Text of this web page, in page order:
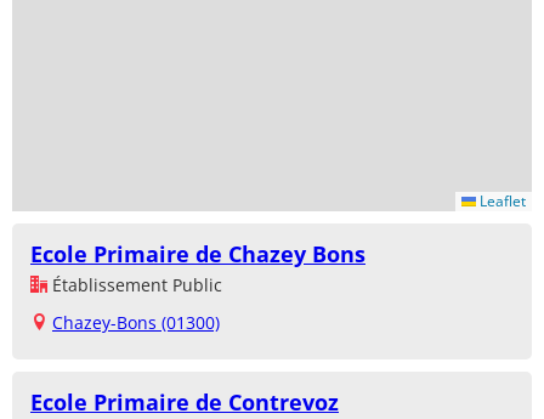
Leaflet
Ecole Primaire de Chazey Bons
Établissement Public
Chazey-Bons (01300)
Ecole Primaire de Contrevoz